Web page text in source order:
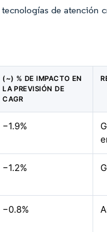
de atención
(~) % DE IMPACTO EN
LA PREVISIÓN DE
CAGR
−1.9%
−1.2%
−0.8%